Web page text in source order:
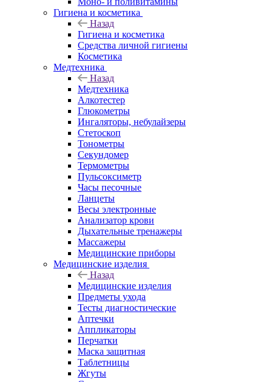
Гигиена и косметика
Назад
Гигиена и косметика
Средства личной гигиены
Косметика
Медтехника
Назад
Медтехника
Алкотестер
Глюкометры
Ингаляторы, небулайзеры
Стетоскоп
Тонометры
Секундомер
Термометры
Пульсоксиметр
Часы песочные
Ланцеты
Весы электронные
Анализатор крови
Дыхательные тренажеры
Массажеры
Медицинские приборы
Медицинские изделия
Назад
Медицинские изделия
Предметы ухода
Тесты диагностические
Аптечки
Аппликаторы
Перчатки
Маска защитная
Таблетницы
Жгуты